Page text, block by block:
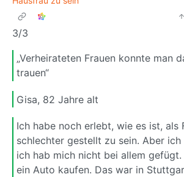
3/3
„Verheirateten Frauen konnte man
trauen“
Gisa, 82 Jahre alt
Ich habe noch erlebt, wie es ist, als
schlechter gestellt zu sein. Aber ich
ich hab mich nicht bei allem
ein Auto kaufen. Das war in